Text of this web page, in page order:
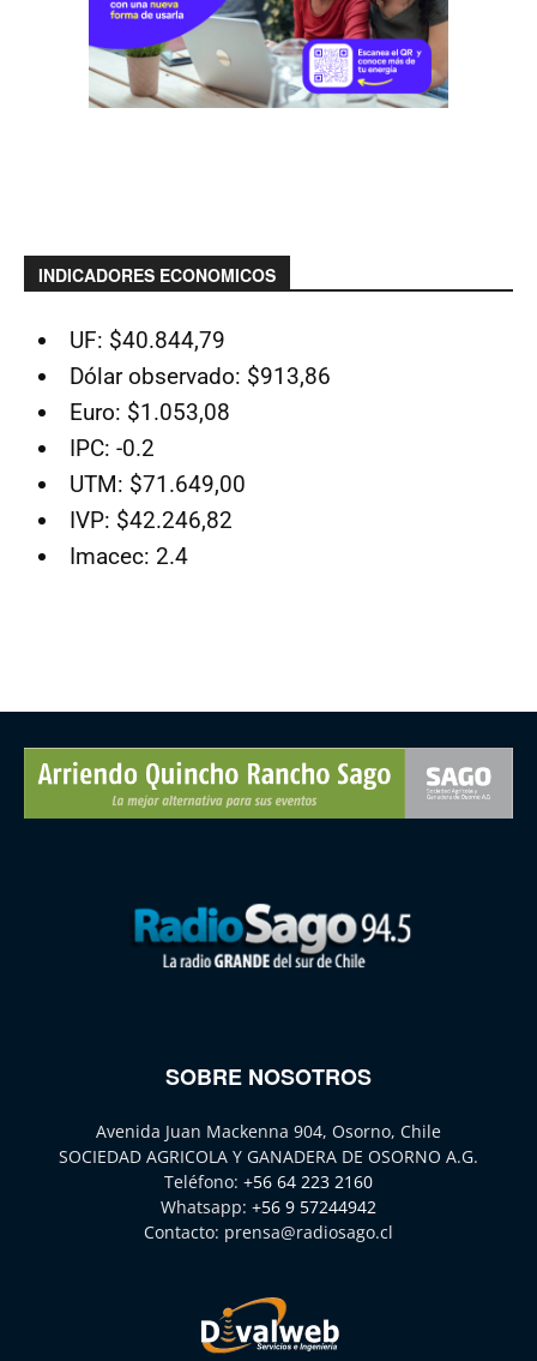
INDICADORES ECONOMICOS
UF: $40.844,79
Dólar observado: $913,86
Euro: $1.053,08
IPC: -0.2
UTM: $71.649,00
IVP: $42.246,82
Imacec: 2.4
SOBRE NOSOTROS
Avenida Juan Mackenna 904, Osorno, Chile
SOCIEDAD AGRICOLA Y GANADERA DE OSORNO A.G.
Teléfono: +56 64 223 2160
Whatsapp: +56 9 57244942
Contacto: prensa@radiosago.cl